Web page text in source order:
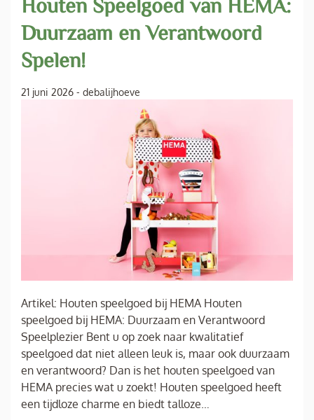
Houten Speelgoed van HEMA:
Duurzaam en Verantwoord
Spelen!
21 juni 2026 - debalijhoeve
Artikel: Houten speelgoed bij HEMA Houten
speelgoed bij HEMA: Duurzaam en Verantwoord
Speelplezier Bent u op zoek naar kwalitatief
speelgoed dat niet alleen leuk is, maar ook duurzaam
en verantwoord? Dan is het houten speelgoed van
HEMA precies wat u zoekt! Houten speelgoed heeft
een tijdloze charme en biedt talloze…